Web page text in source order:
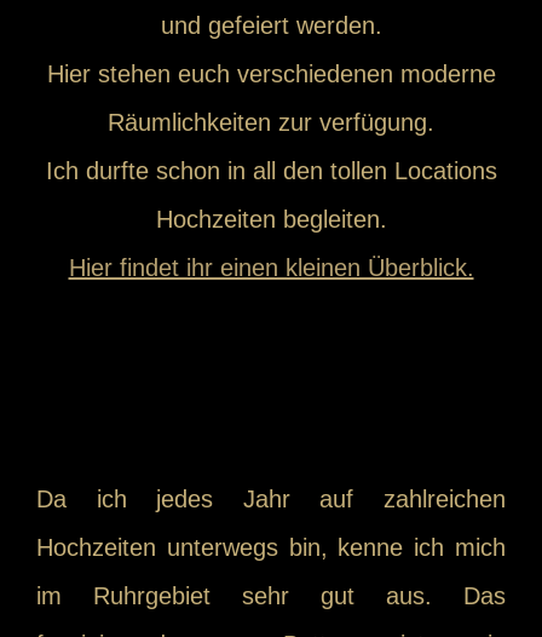
und gefeiert werden.
Hier stehen euch verschiedenen moderne
Räumlichkeiten zur verfügung.
Ich durfte schon in all den tollen Locations
Hochzeiten begleiten.
Hier findet ihr einen kleinen Überblick.
Da ich jedes Jahr auf zahlreichen
Hochzeiten unterwegs bin, kenne ich mich
im Ruhrgebiet sehr gut aus. Das